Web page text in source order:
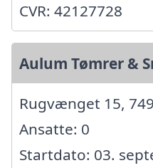
CVR: 42127728
Aulum Tømrer &
Rugvænget 15,
Ansatte: 0
Startdato: 03.